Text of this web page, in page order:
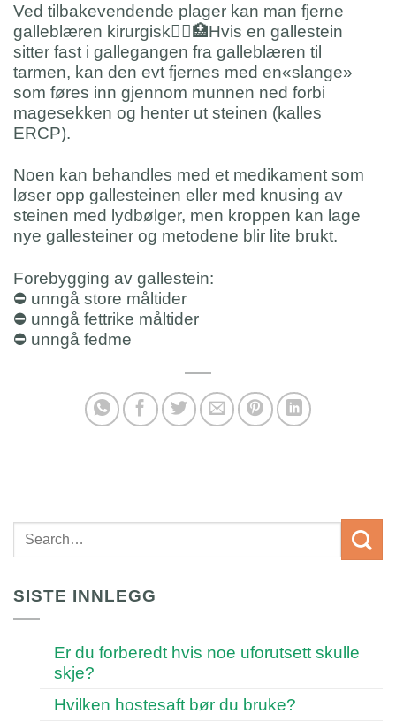
Ved tilbakevendende plager kan man fjerne
galleblæren kirurgisk👨‍⚕️🏥Hvis en gallestein
sitter fast i gallegangen fra galleblæren til
tarmen, kan den evt fjernes med en«slange»
som føres inn gjennom munnen ned forbi
magesekken og henter ut steinen (kalles
ERCP).
Noen kan behandles med et medikament som
løser opp gallesteinen eller med knusing av
steinen med lydbølger, men kroppen kan lage
nye gallesteiner og metodene blir lite brukt.
Forebygging av gallestein:
⛔️ unngå store måltider
⛔️ unngå fettrike måltider
⛔️ unngå fedme
SISTE INNLEGG
Er du forberedt hvis noe uforutsett skulle
skje?
Hvilken hostesaft bør du bruke?